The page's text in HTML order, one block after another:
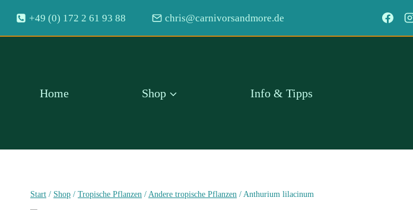
Inhalt
springen
+49 (0) 172 2 61 93 88 chris@carnivorsandmore.de
Home Shop Info & Tipps
Start / Shop / Tropische Pflanzen / Andere tropische Pflanzen / Anthurium lilacinum